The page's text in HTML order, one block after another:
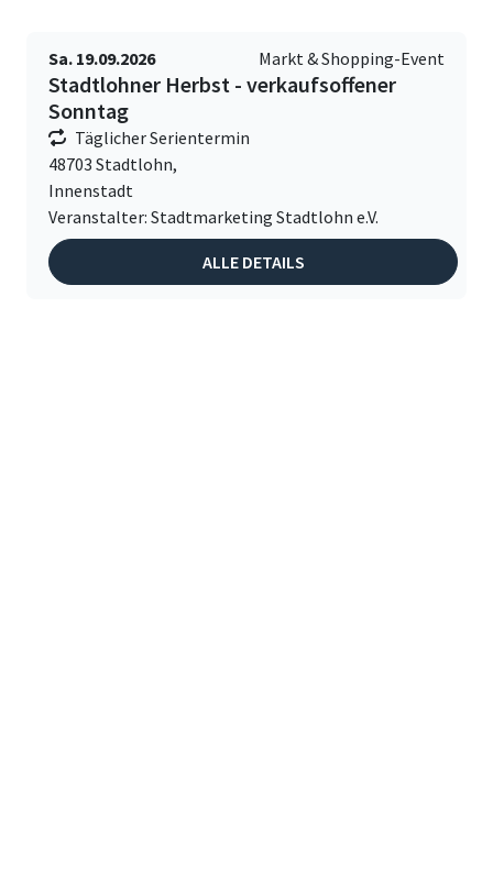
Sa. 19.09.2026 Markt & Shopping-Event
Stadtlohner Herbst - verkaufsoffener
Sonntag
Täglicher Serientermin
48703 Stadtlohn,
Innenstadt
Veranstalter: Stadtmarketing Stadtlohn e.V.
ALLE DETAILS